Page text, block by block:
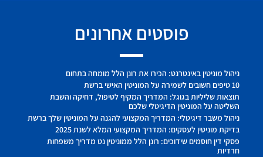
פוסטים אחרונים
ניהול מוניטין באינטרנט: הכירו את רונן הלל מומחה בתחום
10 טיפים חשובים לשמירה על המוניטין האישי ברשת
תוצאות שליליות בגוגל: המדריך המקיף לטיפול, דחיקה והשבת
השליטה על המוניטין הדיגיטלי שלכם
ניהול משבר דיגיטלי: המדריך המקצועי להגנה על המוניטין שלך ברשת
בדיקת מוניטין לעסקים: המדריך המקצועי המלא לשנת 2025
פסקי דין חוסמים שידוכים: רונן הלל ממוניטין נט מדריך משפחות
חרדיות